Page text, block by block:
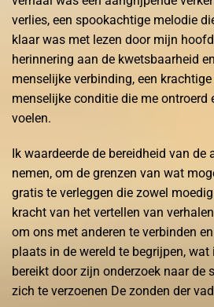
verlies, een spookachtige melodie
klaar was met lezen door mijn
herinnering aan de kwetsbaarheid
menselijke verbinding, een
menselijke conditie die me
voelen.
Ik waardeerde de bereidheid van de
nemen, om de grenzen van wat
gratis te verleggen die zowel
kracht van het vertellen van
om ons met anderen te verbinden
plaats in de wereld te begrijpen, wat
bereikt door zijn onderzoek naar de
zich te verzoenen De zonden der